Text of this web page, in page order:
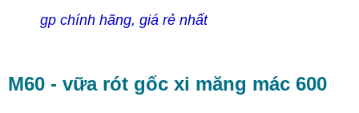
gp chính hãng, giá rẻ nhất
M60 - vữa rót gốc xi măng mác 600